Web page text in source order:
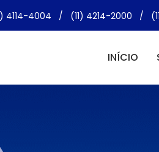
4114-4004 / (11) 4214-2000 /
INÍCIO